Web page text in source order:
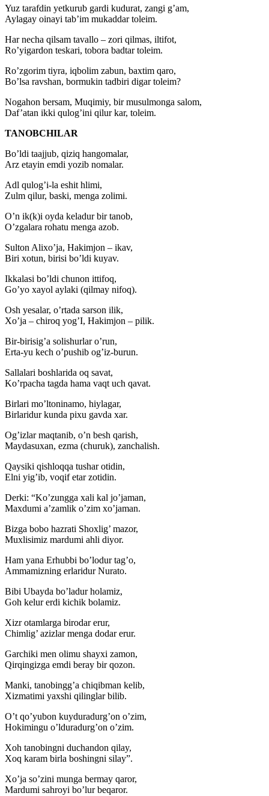
Yuz tarafdin yetkurub gardi kudurat, zangi g’am,
Aylagay oinayi tab’im mukaddar toleim.
Har necha qilsam tavallo – zori qilmas, iltifot,
Ro’yigardon teskari, tobora badtar toleim.
Ro’zgorim tiyra, iqbolim zabun, baxtim qaro,
Bo’lsa ravshan, bormukin tadbiri digar toleim?
Nogahon bersam, Muqimiy, bir musulmonga salom,
Daf’atan ikki qulog’ini qilur kar, toleim.
TANOBCHILAR
Bo’ldi taajjub, qiziq hangomalar,
Arz etayin emdi yozib nomalar.
Adl qulog’i-la eshit hlimi,
Zulm qilur, baski, menga zolimi.
O’n ik(k)i oyda keladur bir tanob,
O’zgalara rohatu menga azob.
Sulton Alixo’ja, Hakimjon – ikav,
Biri xotun, birisi bo’ldi kuyav.
Ikkalasi bo’ldi chunon ittifoq,
Go’yo xayol aylaki (qilmay nifoq).
Osh yesalar, o’rtada sarson ilik,
Xo’ja – chiroq yog’I, Hakimjon – pilik.
Bir-birisig’a solishurlar o’run,
Erta-yu kech o’pushib og’iz-burun.
Sallalari boshlarida oq savat,
Ko’rpacha tagda hama vaqt uch qavat.
Birlari mo’ltoninamo, hiylagar,
Birlaridur kunda pixu gavda xar.
Og’izlar maqtanib, o’n besh qarish,
Maydasuxan, ezma (churuk), zanchalish.
Qaysiki qishloqqa tushar otidin,
Elni yig’ib, voqif etar zotidin.
Derki: “Ko’zungga xali kal jo’jaman,
Maxdumi a’zamlik o’zim xo’jaman.
Bizga bobo hazrati Shoxlig’ mazor,
Muxlisimiz mardumi ahli diyor.
Ham yana Erhubbi bo’lodur tag’o,
Ammamizning erlaridur Nurato.
Bibi Ubayda bo’ladur holamiz,
Goh kelur erdi kichik bolamiz.
Xizr otamlarga birodar erur,
Chimlig’ azizlar menga dodar erur.
Garchiki men olimu shayxi zamon,
Qirqingizga emdi beray bir qozon.
Manki, tanobingg’a chiqibman kelib,
Xizmatimi yaxshi qilinglar bilib.
O’t qo’yubon kuyduradurg’on o’zim,
Hokimingu o’lduradurg’on o’zim.
Xoh tanobingni duchandon qilay,
Xoq karam birla boshingni silay”.
Xo’ja so’zini munga bermay qaror,
Mardumi sahroyi bo’lur beqaror.